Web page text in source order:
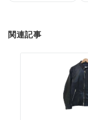
関連記事